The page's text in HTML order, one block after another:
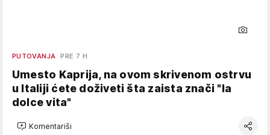
PUTOVANJA PRE 7 H
Umesto Kaprija, na ovom skrivenom ostrvu
u Italiji ćete doživeti šta zaista znači "la
dolce vita"
Komentariši